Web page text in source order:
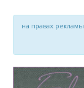
на правах рекламы